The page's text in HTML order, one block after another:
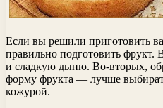
Если вы решили приготовить
правильно подготовить
и сладкую дыню. Во-вторых,
форму фрукта — лучше
кожурой.